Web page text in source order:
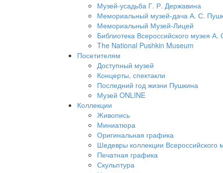
Музей-усадьба Г. Р. Державина
Мемориальный музей-дача А. С.
Мемориальный Музей-Лицей
Библиотека Всероссийского музея
The National Pushkin Museum
Посетителям
Доступный музей
Концерты, спектакли
Последний год жизни Пушкина
Музей ONLINE
Коллекции
Живопись
Миниатюра
Оригинальная графика
Шедевры коллекции
Печатная графика
Скульптура